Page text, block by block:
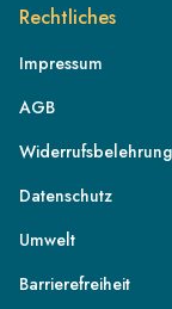
Rechtliches
Impressum
AGB
Widerrufsbelehrung
Datenschutz
Umwelt
Barrierefreiheit